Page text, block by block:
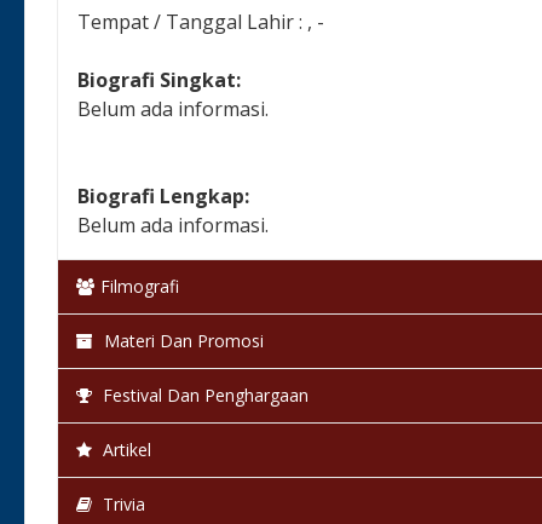
Tempat / Tanggal Lahir : , -
Biografi Singkat:
Belum ada informasi.
Biografi Lengkap:
Belum ada informasi.
Filmografi
Materi Dan Promosi
Festival Dan Penghargaan
Artikel
Trivia